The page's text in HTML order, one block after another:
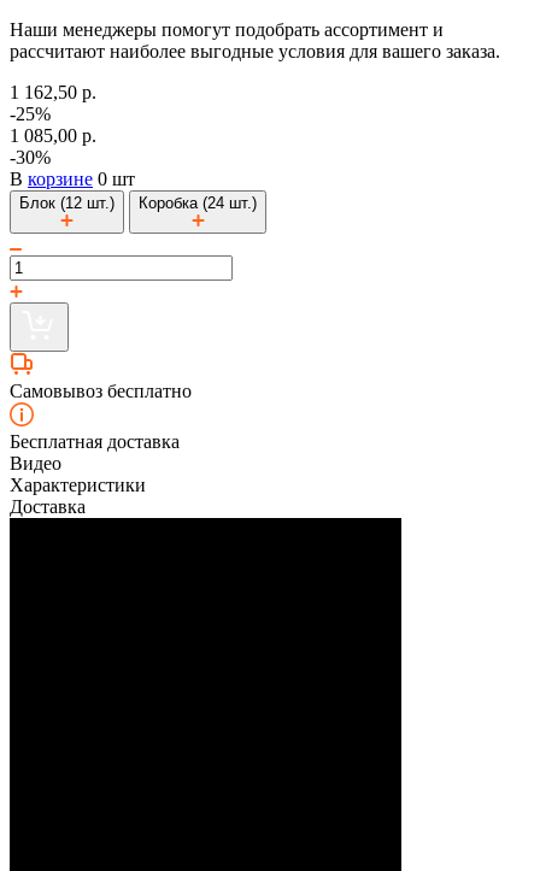
Наши менеджеры помогут подобрать ассортимент и
рассчитают наиболее выгодные условия для вашего заказа.
1 162,50 р.
-25%
1 085,00 р.
-30%
В корзине 0 шт
Блок (12 шт.) Коробка (24 шт.)
Самовывоз бесплатно
Бесплатная доставка
Видео
Характеристики
Доставка